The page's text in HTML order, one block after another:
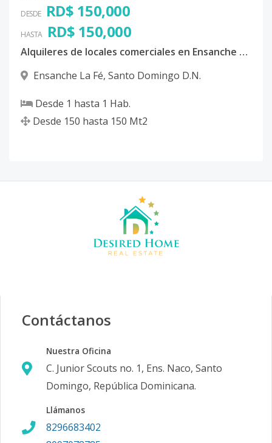
DESDE RD$ 150,000
HASTA RD$ 150,000
Alquileres de locales comerciales en Ensanche La Fe
Ensanche La Fé, Santo Domingo D.N.
Desde 1 hasta 1 Hab.
Desde 150 hasta 150 Mt2
Contáctanos
Nuestra Oficina
C. Junior Scouts no. 1, Ens. Naco, Santo
Domingo, República Dominicana.
Llámanos
8296683402